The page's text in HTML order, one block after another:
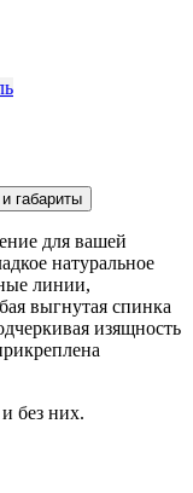
габариты
для вашей
натуральное
линии,
выгнутая спинка
изящность
без них.